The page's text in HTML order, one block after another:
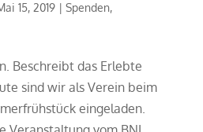
15, 2019| Spenden,
Beschreibt das Erlebte
sind wir als Verein beim
eingeladen.